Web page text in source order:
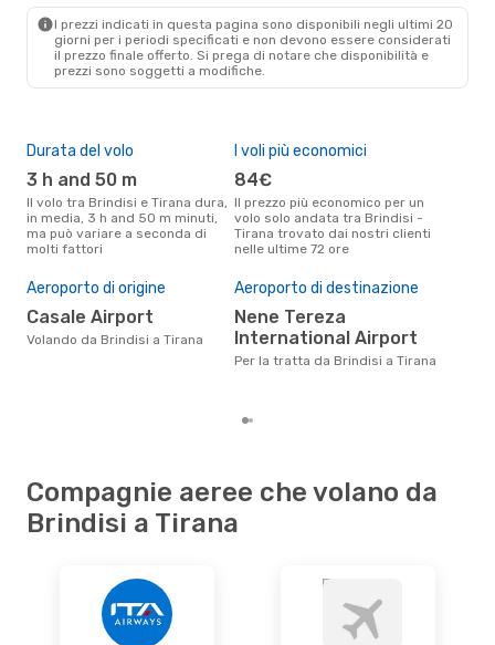
I prezzi indicati in questa pagina sono disponibili negli ultimi 20
giorni per i periodi specificati e non devono essere considerati
il ​​prezzo finale offerto. Si prega di notare che disponibilità e
prezzi sono soggetti a modifiche.
Durata del volo
3 h and 50 m
Il volo tra Brindisi e Tirana dura,
in media, 3 h and 50 m minuti,
ma può variare a seconda di
molti fattori
I voli più economici
84€
Il prezzo più economico per un
volo solo andata tra Brindisi -
Tirana trovato dai nostri clienti
nelle ultime 72 ore
Aeroporto di origine
Casale Airport
Volando da Brindisi a Tirana
Aeroporto di destinazione
Nene Tereza
International Airport
Per la tratta da Brindisi a Tirana
Compagnie aeree che volano da
Brindisi a Tirana